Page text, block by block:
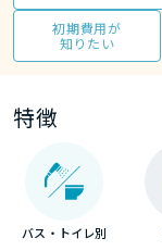
初期費用が
知りたい
特徴
バス・トイレ別